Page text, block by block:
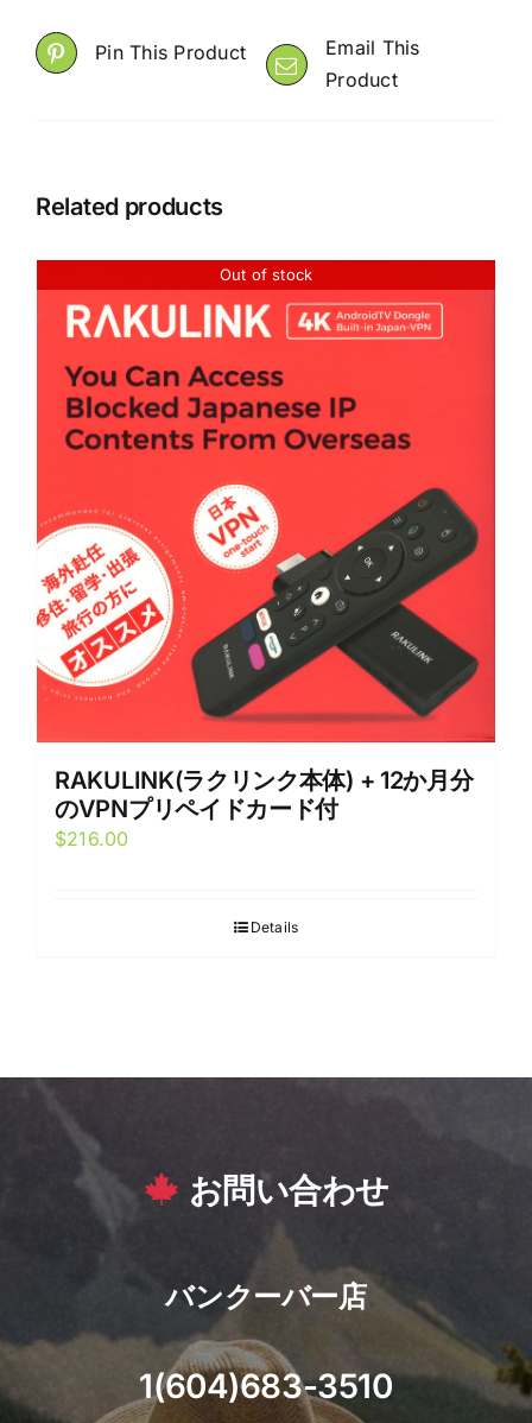
Pin This Product
Email This
Product
Related products
Out of stock
RAKULINK(ラクリンク本体) + 12か月分
のVPNプリペイドカード付
$216.00
Details
お問い合わせ
バンクーバー店
1(604)683-3510